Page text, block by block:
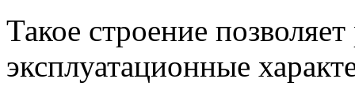
Такое строение
эксплуатационные